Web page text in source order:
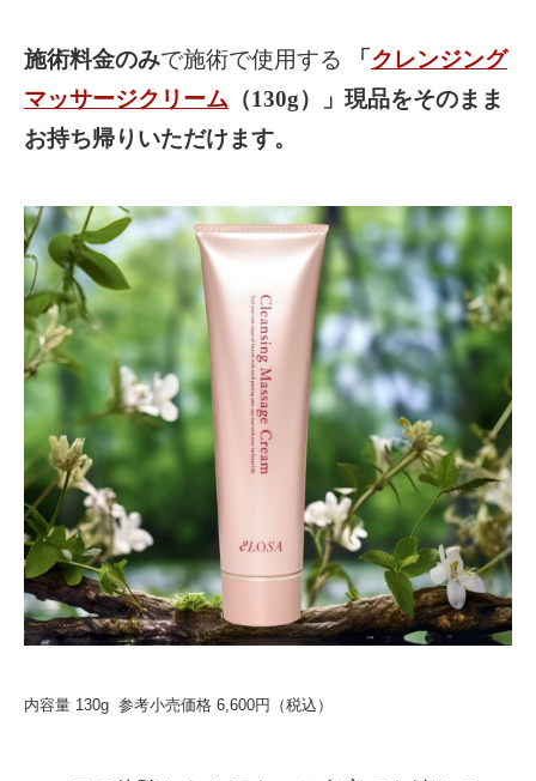
施術料金のみで施術で使用する 「クレンジング
マッサージクリーム （130g）」現品をそのまま
お持ち帰りいただけます。
内容量 130g 参考小売価格 6,600円（税込）